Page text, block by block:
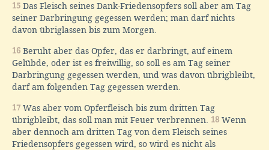
15 Das Fleisch seines Dank-Friedensopfers soll aber am Tag
seiner Darbringung gegessen werden; man darf nichts
davon übriglassen bis zum Morgen.
16 Beruht aber das Opfer, das er darbringt, auf einem
Gelübde, oder ist es freiwillig, so soll es am Tag seiner
Darbringung gegessen werden, und was davon übrigbleibt,
darf am folgenden Tag gegessen werden.
17 Was aber vom Opferfleisch bis zum dritten Tag
übrigbleibt, das soll man mit Feuer verbrennen. 18 Wenn
aber dennoch am dritten Tag von dem Fleisch seines
Friedensopfers gegessen wird, so wird es nicht als